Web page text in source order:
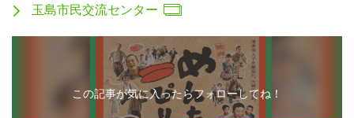
玉島市民交流センター
この記事が気に入ったらフォローしてね！